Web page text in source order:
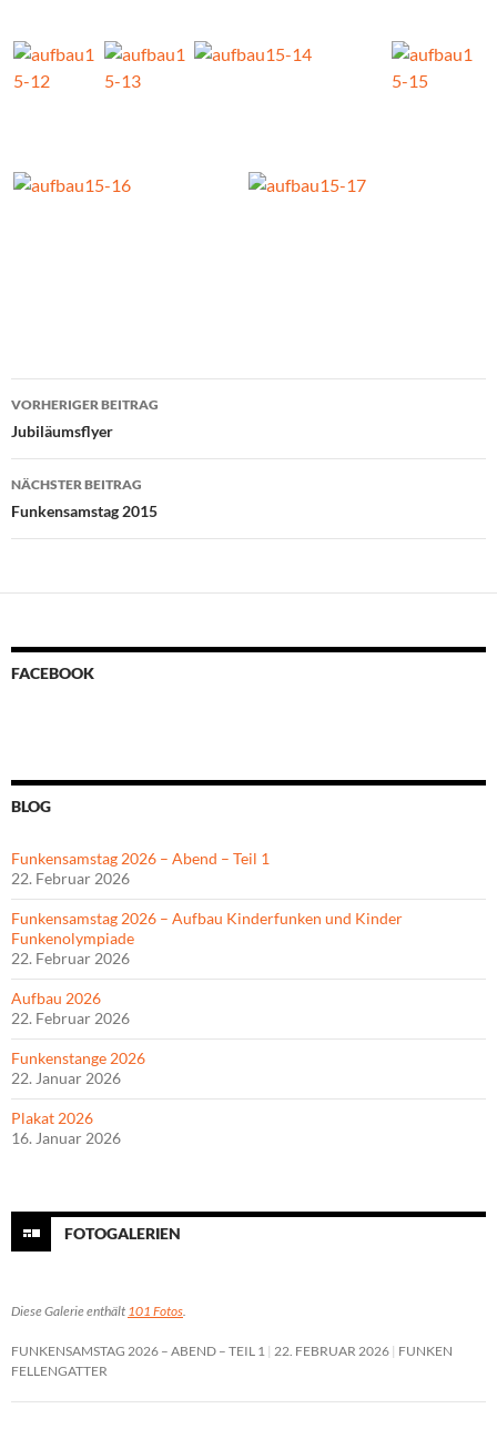
Beitragsnavigation
VORHERIGER BEITRAG
Jubiläumsflyer
NÄCHSTER BEITRAG
Funkensamstag 2015
FACEBOOK
BLOG
Funkensamstag 2026 – Abend – Teil 1
22. Februar 2026
Funkensamstag 2026 – Aufbau Kinderfunken und Kinder
Funkenolympiade
22. Februar 2026
Aufbau 2026
22. Februar 2026
Funkenstange 2026
22. Januar 2026
Plakat 2026
16. Januar 2026
FOTOGALERIEN
Diese Galerie enthält 101 Fotos.
FUNKENSAMSTAG 2026 – ABEND – TEIL 1 22. FEBRUAR 2026 FUNKEN
FELLENGATTER